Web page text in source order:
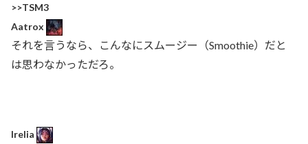
>>TSM3
Aatrox
それを言うなら、こんなにスムージー（Smoothie）だと
は思わなかっただろ。
Irelia